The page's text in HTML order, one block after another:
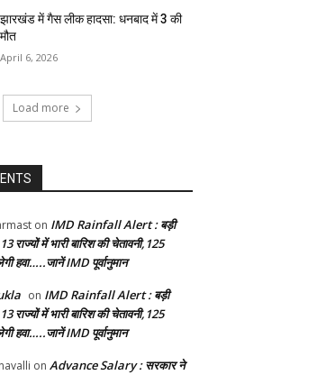
झारखंड में गैस लीक हादसा: धनबाद में 3 की
मौत
April 6, 2026
Load more
on IMD Rainfall Alert : बड़ी
राज्यों में भारी बारिश की चेतावनी,125
हवा…..जानें IMD पूर्वानुमान
on IMD Rainfall Alert : बड़ी
राज्यों में भारी बारिश की चेतावनी,125
हवा…..जानें IMD पूर्वानुमान
on Advance Salary : सरकार ने